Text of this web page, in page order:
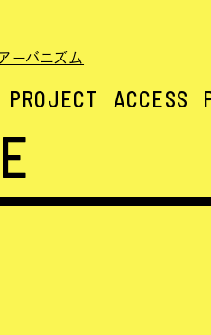
PROJECT ACCESS